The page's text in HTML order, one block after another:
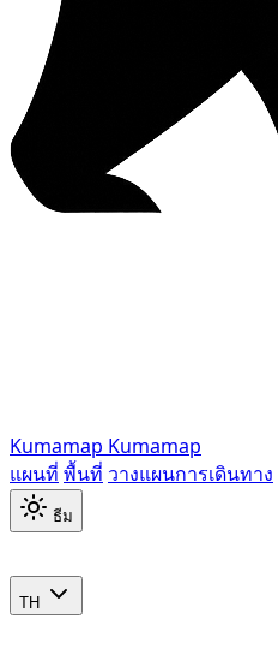
Kumamap Kumamap
แผนที่ พื้นที่ วางแผนการเดินทาง
ธีม
TH